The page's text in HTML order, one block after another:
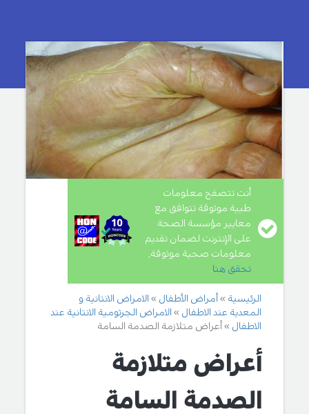
أنت تتصفح معلومات
طبية موثوقة تتوافق مع
معايير مؤسسة الصحة
على الإنترنت لضمان تقديم
معلومات صحية موثوقة,
تحقق هنا
الرئيسية أمراض الأطفال
الامراض الانتانية و
المعدية عند الاطفال
الامراض الجرثومية الانتانية عند
الاطفال
أعراض متلازمة الصدمة السامة
أعراض متلازمة
الصدمة السامة